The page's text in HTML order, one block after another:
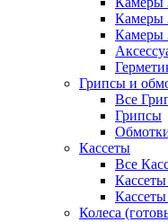
Камеры
Камеры
Грипсы и
Все
Грипсы
Кассеты
Все
Колеса